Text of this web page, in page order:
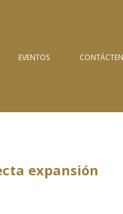
EVENTOS
expansión